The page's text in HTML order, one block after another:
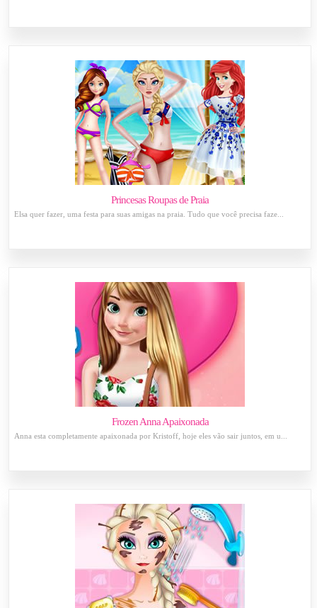
Princesas Roupas de Praia
Elsa quer fazer, uma festa para suas amigas na praia. Tudo que você precisa faze...
Frozen Anna Apaixonada
Anna esta completamente apaixonada por Kristoff, hoje eles vão sair juntos, em u...